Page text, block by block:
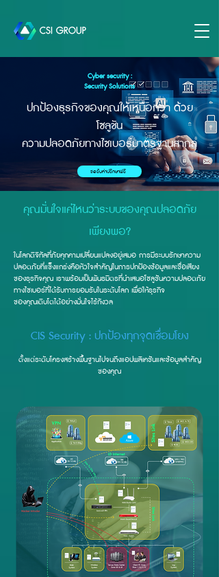
Cyber security :
Security Solutions
ปกป้องธุรกิจของคุณให้เหนือกว่า ด้วย
โซลูชัน
ความปลอดภัยทางไซเบอร์มาตรฐานสากล
ขอรับคำปรึกษาฟรี
คุณมั่นใจแค่ไหนว่าระบบของคุณปลอดภัย
เพียงพอ?
ในโลกดิจิทัลที่ภัยคุกคามเปลี่ยนแปลงอยู่เสมอ การมีระบบรักษาความ
ปลอดภัยที่แข็งแกร่งคือหัวใจสำคัญในการปกป้องข้อมูลและชื่อเสียง
ของธุรกิจคุณ เราพร้อมเป็นพันธมิตรที่นำเสนอโซลูชันความปลอดภัย
ทางไซเบอร์ที่ได้รับการยอมรับในระดับโลก เพื่อให้ธุรกิจ
ของคุณเติบโตได้อย่างมั่นใจไร้กังวล
CIS Security : ปกป้องทุกจุดเชื่อมโยง
ตั้งแต่ระดับโครงสร้างพื้นฐานไปจนถึงแอปพลิเคชันและข้อมูลสำคัญ
ของคุณ